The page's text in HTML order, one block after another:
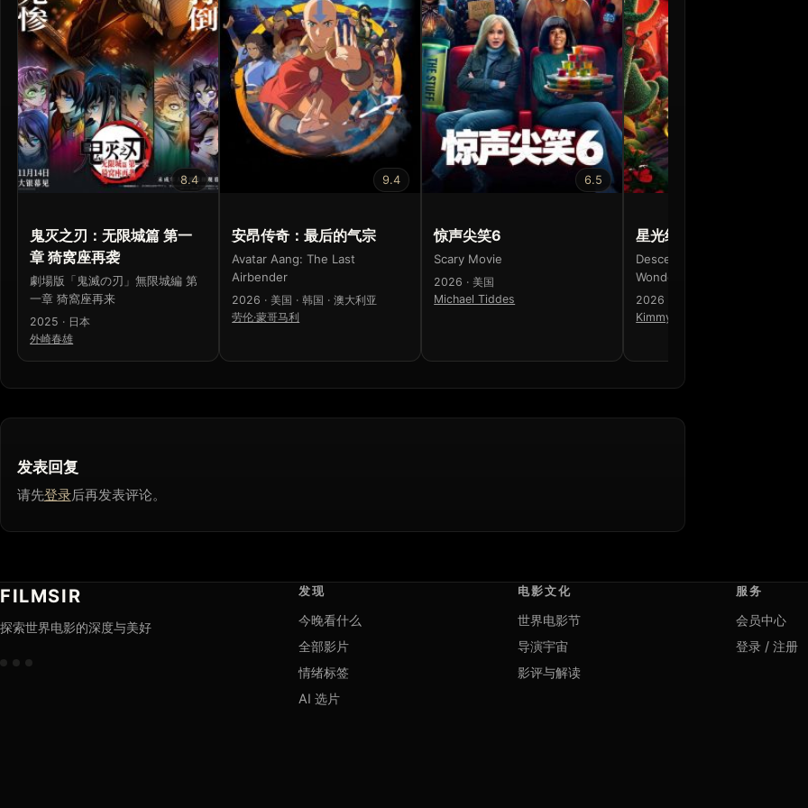
8.4
鬼灭之刃：无限城篇 第一
章 猗窝座再袭
劇場版「鬼滅の刃」無限城編 第
一章 猗窩座再来
2025 · 日本
外崎春雄
9.4
安昂传奇：最后的气宗
Avatar Aang: The Last
Airbender
2026 · 美国 · 韩国 · 澳大利亚
劳伦·蒙哥马利
6.5
惊声尖笑6
Scary Movie
2026 · 美国
Michael Tiddes
星光继承者：暗黑仙境
Descendants: Wicked
Wonderland
2026 · 美国
Kimmy Gatewood
发表回复
请先登录后再发表评论。
FILMSIR
探索世界电影的深度与美好
发现
今晚看什么
全部影片
情绪标签
AI 选片
电影文化
世界电影节
导演宇宙
影评与解读
服务
会员中心
登录 / 注册